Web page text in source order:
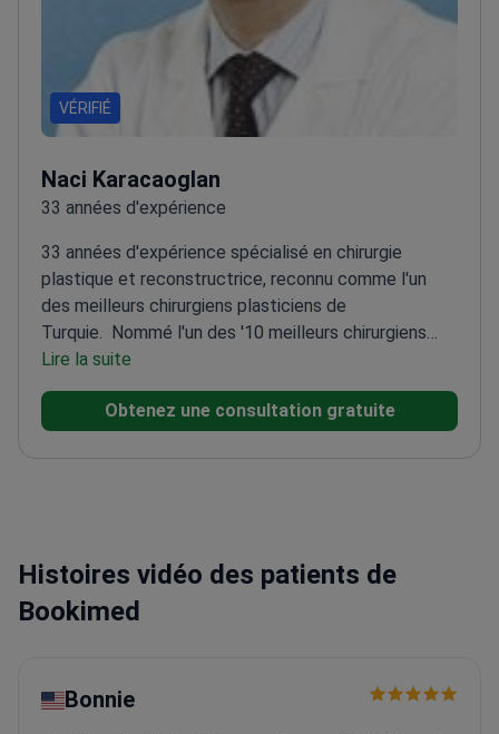
VÉRIFIÉ
Naci Karacaoglan
33 années d'expérience
33 années d'expérience spécialisé en chirurgie
plastique et reconstructrice, reconnu comme l'un
des meilleurs chirurgiens plasticiens de
Turquie.
Nommé l'un des '10 meilleurs chirurgiens
plasticiens' par Harper's Bazaar et Elle
greffe de cheveux, liposuccion et chirurgies
Formé au Onep Plastic Surgery Institute et
Lire la suite
Obtenez une consultation gratuite
Histoires vidéo des patients de
Bookimed
Bonnie